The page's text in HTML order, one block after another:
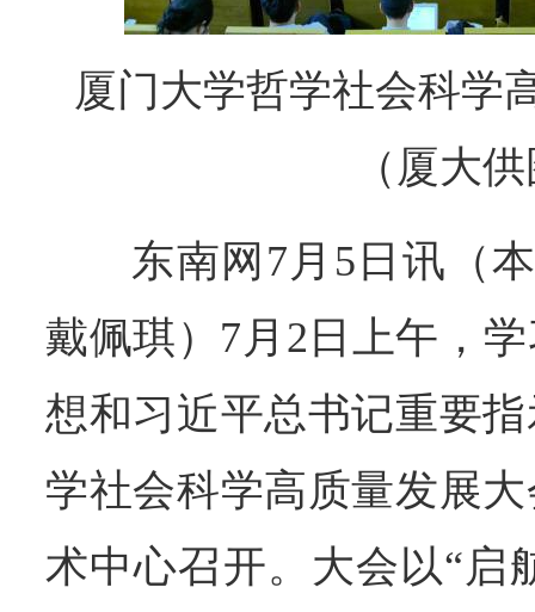
厦门大学哲学社会科学
（厦大
东南网7月5日讯（
戴佩琪）7月2日上午，
想和习近平总书记重要
学社会科学高质量发展
术中心召开。大会以“启